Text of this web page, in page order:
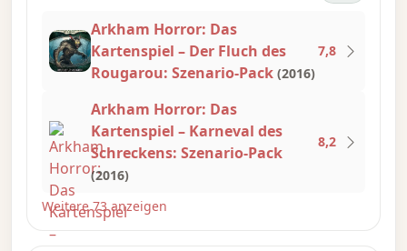
Arkham Horror: Das
Kartenspiel – Der Fluch des
Rougarou: Szenario-Pack (2016)
7,8
Arkham Horror: Das
Kartenspiel – Karneval des
Schreckens: Szenario-Pack
(2016)
8,2
Weitere 73 anzeigen